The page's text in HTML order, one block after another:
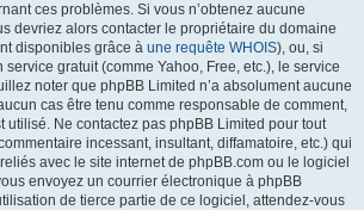
ces problèmes. Si vous n’obtenez aucune
devriez alors contacter le propriétaire du domaine
disponibles grâce à une requête WHOIS), ou, si
gratuit (comme Yahoo, Free, etc.), le service
noter que phpBB Limited n’a absolument aucune
cas être tenu comme responsable de comment,
utilisé. Ne contactez pas phpBB Limited pour tout
incessant, insultant, diffamatoire, etc.) qui
avec le site internet de phpBB.com ou le logiciel
envoyez un courrier électronique à phpBB
de tierce partie de ce logiciel, attendez-vous